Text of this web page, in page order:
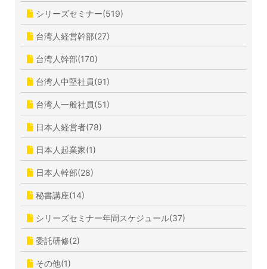
シリーズセミナー(519)
台湾人経営幹部(27)
台湾人幹部(170)
台湾人中堅社員(91)
台湾人一般社員(51)
日本人経営者(78)
日本人起業家(1)
日本人幹部(28)
秘書講座(14)
シリーズセミナー年間スケジュール(37)
委託研修(2)
その他(1)